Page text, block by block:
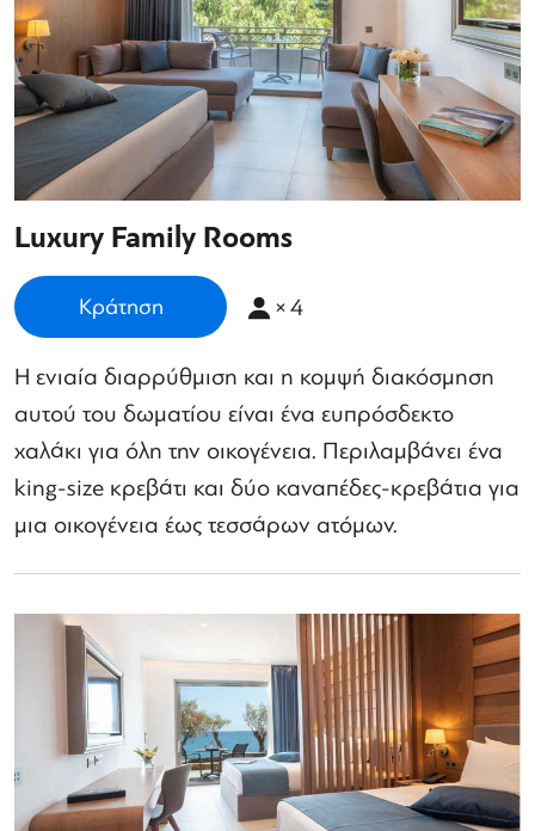
Luxury Family Rooms
Κράτηση ×4
Η ενιαία διαρρύθμιση και η κομψή διακόσμηση
αυτού του δωματίου είναι ένα ευπρόσδεκτο
χαλάκι για όλη την οικογένεια. Περιλαμβάνει ένα
king-size κρεβάτι και δύο καναπέδες-κρεβάτια για
μια οικογένεια έως τεσσάρων ατόμων.